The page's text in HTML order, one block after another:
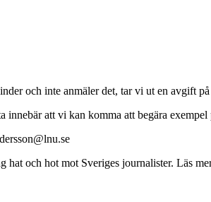
och inte anmäler det, tar vi ut en avgift
att vi kan komma att begära
hat och hot mot Sveriges journalister. Läs